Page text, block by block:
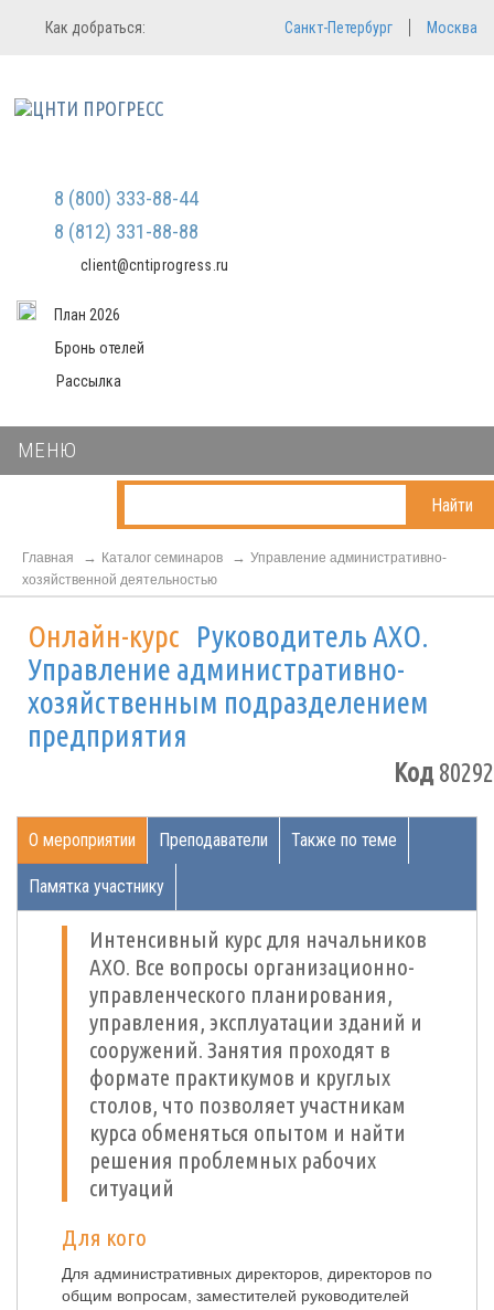
Регистрация
Мы не передаем ваши данные
третьим лицам и не рассылаем
Вход в систему
Как добраться: Санкт-Петербург Москва
8 (800) 333-88-44
8 (812) 331-88-88
client@cntiprogress.ru
План 2026
Бронь отелей
Рассылка
МЕНЮ
Найти
Главная Каталог семинаров
Управление административно-
хозяйственной деятельностью
Онлайн-курс Руководитель АХО.
Управление административно-
хозяйственным подразделением
предприятия
Код80292
О мероприятии Преподаватели Также по теме
Памятка участнику
Интенсивный курс для начальников
АХО. Все вопросы организационно-
управленческого планирования,
управления, эксплуатации зданий и
сооружений. Занятия проходят в
формате практикумов и круглых
столов, что позволяет участникам
курса обменяться опытом и найти
решения проблемных рабочих
ситуаций
Для кого
Для административных директоров, директоров по
общим вопросам, заместителей руководителей